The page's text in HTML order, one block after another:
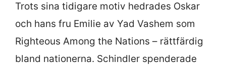
Trots sina tidigare motiv hedrades Oskar
och hans fru Emilie av Yad Vashem som
Righteous Among the Nations – rättfärdig
bland nationerna. Schindler spenderade